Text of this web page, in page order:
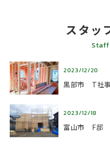
スタッ
2023/12/20
黒部市 T社
2023/12/18
富山市 F邸